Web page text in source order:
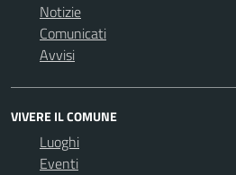
Notizie
Comunicati
Avvisi
VIVERE IL COMUNE
Luoghi
Eventi